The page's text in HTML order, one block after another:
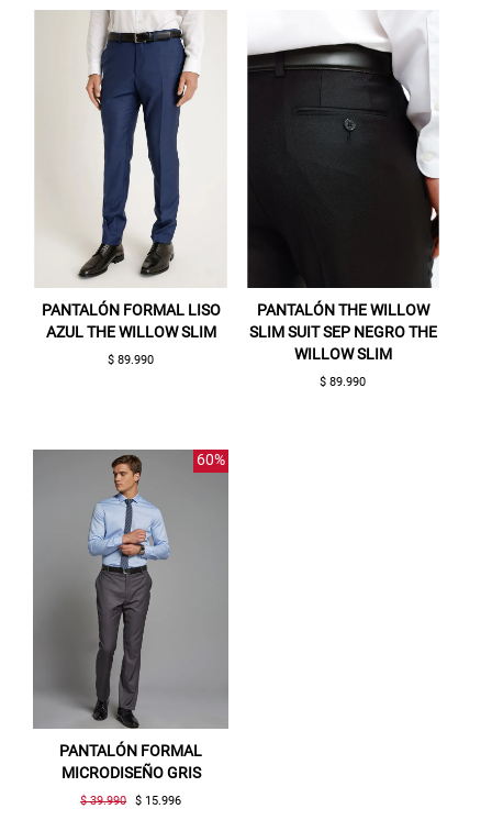
PANTALÓN FORMAL LISO
AZUL THE WILLOW SLIM
$ 89.990
PANTALÓN THE WILLOW
SLIM SUIT SEP NEGRO THE
WILLOW SLIM
$ 89.990
60%
PANTALÓN FORMAL
MICRODISEÑO GRIS
$ 39.990 $ 15.996
Aquí esta tu cupón, usalo en tu siguiente
compra. Valido por 72 hrs.